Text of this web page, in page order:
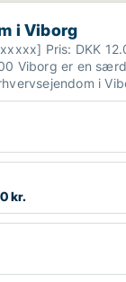
i Viborg
kr.
Viborg er en
i
kr.